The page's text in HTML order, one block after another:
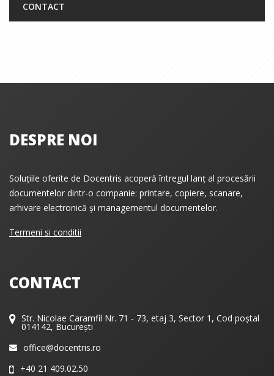
CONTACT
DESPRE NOI
Soluțiile oferite de Docentris acoperă întregul lanț al procesării
documentelor dintr-o companie: printare, copiere, scanare,
arhivare electronică și managementul documentelor.
Termeni si conditii
CONTACT
Str. Nicolae Caramfil Nr. 71 - 73, etaj 3, Sector 1, Cod poștal
014142, București
office@docentris.ro
+40 21 409.02.50